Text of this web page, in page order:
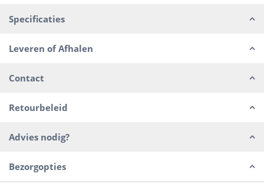
Specificaties
Leveren of Afhalen
Contact
Retourbeleid
Advies nodig?
Bezorgopties